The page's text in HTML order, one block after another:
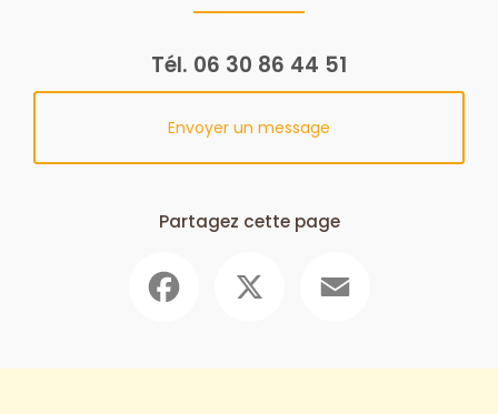
Tél. 06 30 86 44 51
Envoyer un message
Partagez cette page